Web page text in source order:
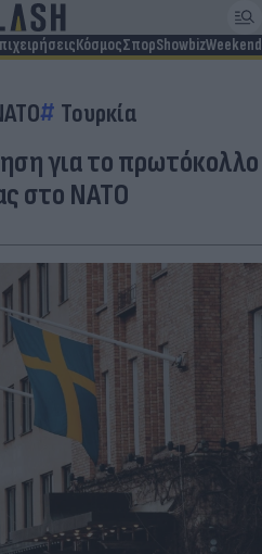
ΚόσμοςΣπορShowbizWeekend
Τουρκία
για το πρωτόκολλο
στο ΝΑΤΟ